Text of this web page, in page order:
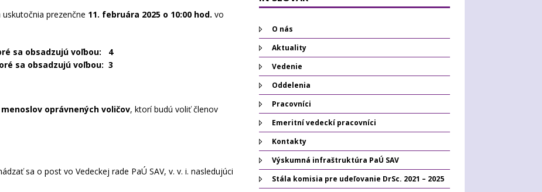
uskutočnia prezenčne 11. februára 2025 o 10:00 hod. vo
sa obsadzujú voľbou: 4
sa obsadzujú voľbou: 3
menoslov oprávnených voličov, ktorí budú voliť členov
sa o post vo Vedeckej rade PaÚ SAV, v. v. i. nasledujúci
O nás
Aktuality
Vedenie
Oddelenia
Pracovníci
Emeritní vedeckí pracovníci
Kontakty
Výskumná infraštruktúra PaÚ SAV
Stála komisia pre udeľovanie DrSc. 2021 – 2025